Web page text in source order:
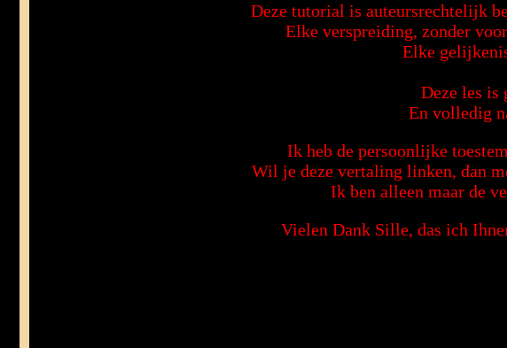
Deze tutorial is auteursrechtelijk
Elke verspreiding, zonder
Elke
Deze les is
En volledig
Ik heb de persoonlijke
Wil je deze vertaling linken, dan
Ik ben alleen maar de
Vielen Dank Sille, das ich